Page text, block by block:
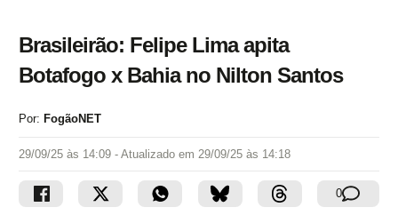
Brasileirão: Felipe Lima apita
Botafogo x Bahia no Nilton Santos
Por: FogãoNET
29/09/25 às 14:09 - Atualizado em 29/09/25 às 14:18
0